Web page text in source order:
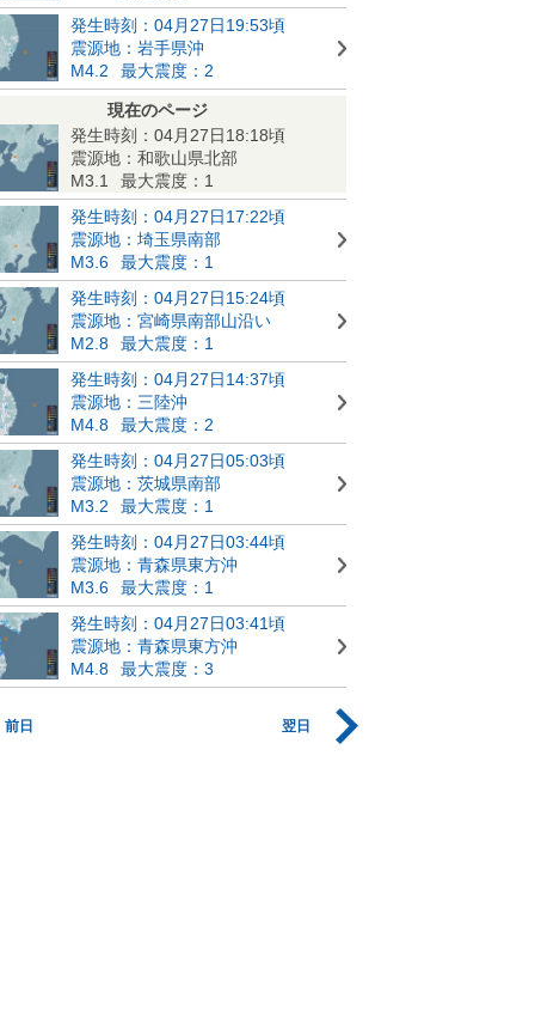
発生時刻：04月27日19:53頃
震源地：岩手県沖
M4.2
最大震度：2
現在のページ
発生時刻：04月27日18:18頃
震源地：和歌山県北部
M3.1
最大震度：1
発生時刻：04月27日17:22頃
震源地：埼玉県南部
M3.6
最大震度：1
発生時刻：04月27日15:24頃
震源地：宮崎県南部山沿い
M2.8
最大震度：1
発生時刻：04月27日14:37頃
震源地：三陸沖
M4.8
最大震度：2
発生時刻：04月27日05:03頃
震源地：茨城県南部
M3.2
最大震度：1
発生時刻：04月27日03:44頃
震源地：青森県東方沖
M3.6
最大震度：1
発生時刻：04月27日03:41頃
震源地：青森県東方沖
M4.8
最大震度：3
前日 翌日